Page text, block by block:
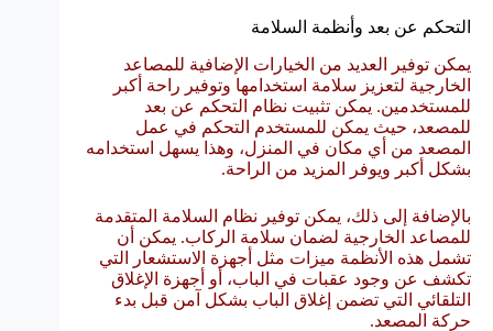
التحكم عن بعد وأنظمة السلامة
يمكن توفير العديد من الخيارات الإضافية للمصاعد
الخارجية لتعزيز سلامة استخدامها وتوفير راحة أكبر
للمستخدمين. يمكن تثبيت نظام التحكم عن بعد
للمصعد، حيث يمكن للمستخدم التحكم في عمل
المصعد من أي مكان في المنزل، وهذا يسهل استخدامه
بشكل أكبر ويوفر المزيد من الراحة.
بالإضافة إلى ذلك، يمكن توفير نظام السلامة المتقدمة
للمصاعد الخارجية لضمان سلامة الركاب. يمكن أن
تشمل هذه الأنظمة ميزات مثل أجهزة الاستشعار التي
تكشف عن وجود عقبات في الباب، أو أجهزة الإغلاق
التلقائي التي تضمن إغلاق الباب بشكل آمن قبل بدء
حركة المصعد.